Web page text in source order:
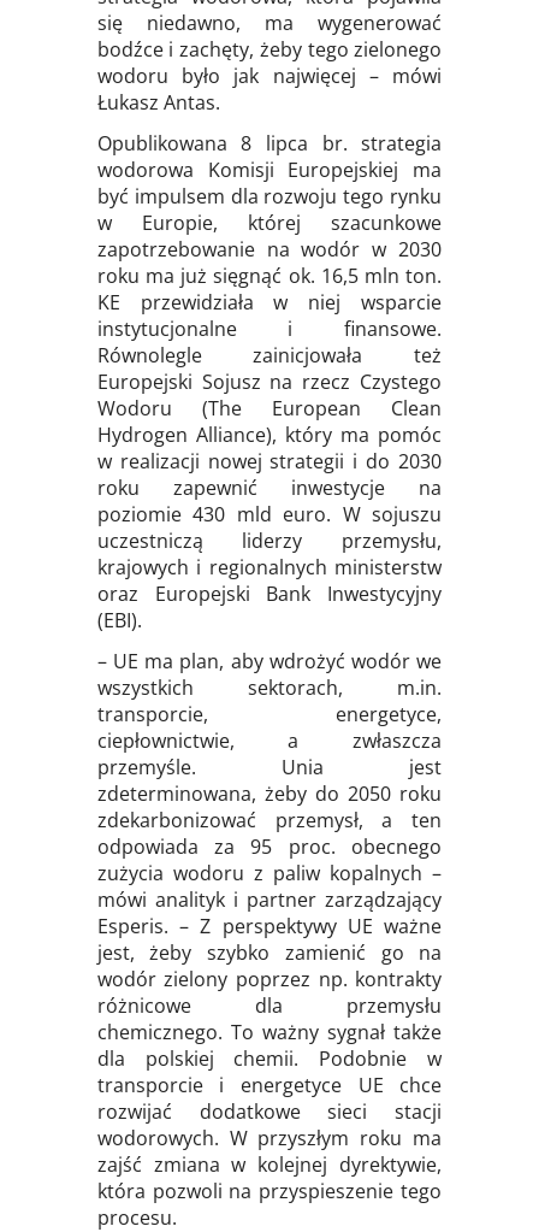
się niedawno, ma wygenerować
bodźce i zachęty, żeby tego zielonego
wodoru było jak najwięcej – mówi
Łukasz Antas.
Opublikowana 8 lipca br. strategia
wodorowa Komisji Europejskiej ma
być impulsem dla rozwoju tego rynku
w Europie, której szacunkowe
zapotrzebowanie na wodór w 2030
roku ma już sięgnąć ok. 16,5 mln ton.
KE przewidziała w niej wsparcie
instytucjonalne i finansowe.
Równolegle zainicjowała też
Europejski Sojusz na rzecz Czystego
Wodoru (The European Clean
Hydrogen Alliance), który ma pomóc
w realizacji nowej strategii i do 2030
roku zapewnić inwestycje na
poziomie 430 mld euro. W sojuszu
uczestniczą liderzy przemysłu,
krajowych i regionalnych ministerstw
oraz Europejski Bank Inwestycyjny
(EBI).
– UE ma plan, aby wdrożyć wodór we
wszystkich sektorach, m.in.
transporcie, energetyce,
ciepłownictwie, a zwłaszcza
przemyśle. Unia jest
zdeterminowana, żeby do 2050 roku
zdekarbonizować przemysł, a ten
odpowiada za 95 proc. obecnego
zużycia wodoru z paliw kopalnych –
mówi analityk i partner zarządzający
Esperis. – Z perspektywy UE ważne
jest, żeby szybko zamienić go na
wodór zielony poprzez np. kontrakty
różnicowe dla przemysłu
chemicznego. To ważny sygnał także
dla polskiej chemii. Podobnie w
transporcie i energetyce UE chce
rozwijać dodatkowe sieci stacji
wodorowych. W przyszłym roku ma
zajść zmiana w kolejnej dyrektywie,
która pozwoli na przyspieszenie tego
procesu.